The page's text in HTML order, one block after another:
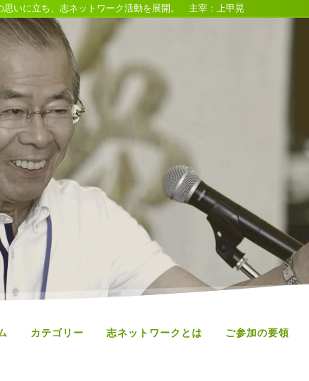
思いに立ち、志ネットワーク活動を展開。 主宰：上甲晃
カテゴリー 志ネットワークとは ご参加の要領